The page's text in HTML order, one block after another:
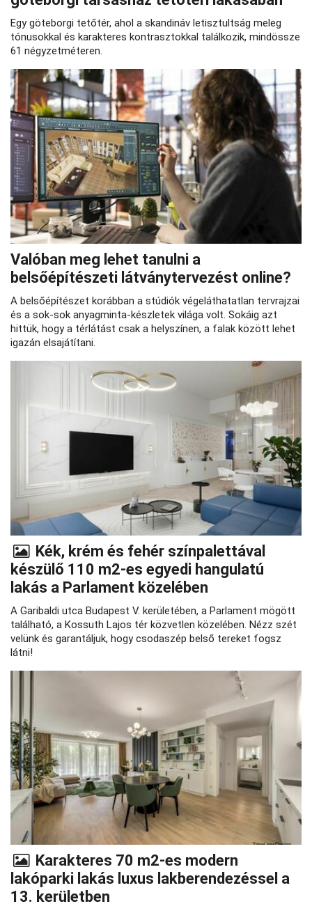
Egy göteborgi tetőtér, ahol a skandináv letisztultság meleg
tónusokkal és karakteres kontrasztokkal találkozik, mindössze
61 négyzetméteren.
Valóban meg lehet tanulni a
belsőépítészeti látványtervezést online?
A belsőépítészet korábban a stúdiók végeláthatatlan tervrajzai
és a sok-sok anyagminta-készletek világa volt. Sokáig azt
hittük, hogy a térlátást csak a helyszínen, a falak között lehet
igazán elsajátítani.
Kék, krém és fehér színpalettával
készülő 110 m2-es egyedi hangulatú
lakás a Parlament közelében
A Garibaldi utca Budapest V. kerületében, a Parlament mögött
található, a Kossuth Lajos tér közvetlen közelében. Nézz szét
velünk és garantáljuk, hogy csodaszép belső tereket fogsz
látni!
Karakteres 70 m2-es modern
lakóparki lakás luxus lakberendezéssel a
13. kerületben